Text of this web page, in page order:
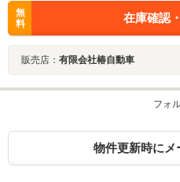
無
料
在庫確認
販売店： 有限会社椿自動車
フォ
物件更新時にメ